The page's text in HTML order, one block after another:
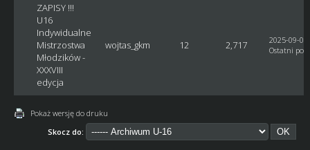
ZAPISY !!!
U16
Indywidualne
Mistrzostwa
Młodzików -
XXXVIII
edycja
wojtas_gkm 12 2,717
2025-09-
Ostatni post
Pokaż wersję do druku
Skocz do: